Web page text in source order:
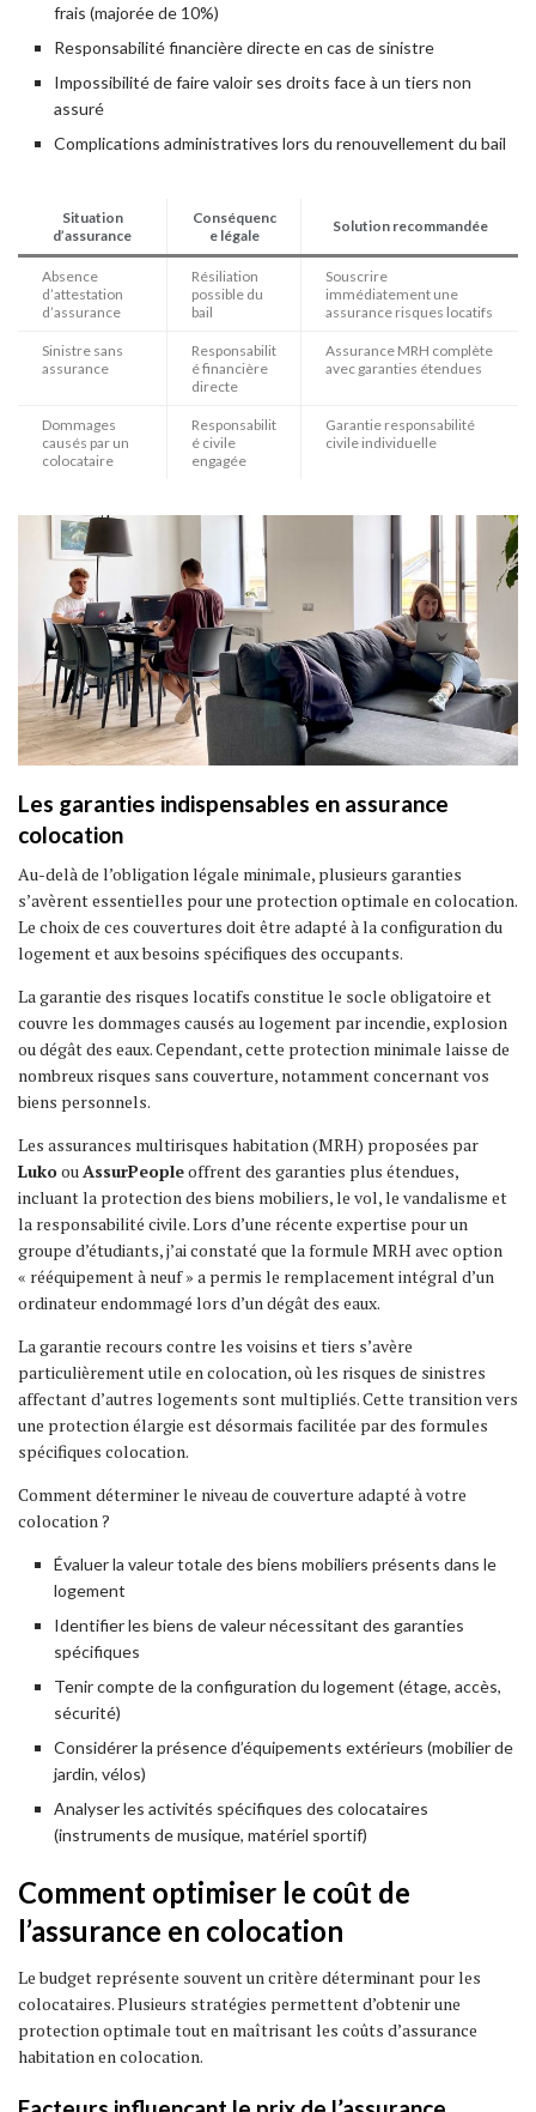
frais (majorée de 10%)
Responsabilité financière directe en cas de sinistre
Impossibilité de faire valoir ses droits face à un tiers non
assuré
Complications administratives lors du renouvellement du bail
Situation
d’assurance
Conséquenc
e légale
Solution recommandée
Absence
d’attestation
d’assurance
Résiliation
possible du
bail
Souscrire
immédiatement une
assurance risques locatifs
Sinistre sans
assurance
Responsabilit
é financière
directe
Assurance MRH complète
avec garanties étendues
Dommages
causés par un
colocataire
Responsabilit
é civile
engagée
Garantie responsabilité
civile individuelle
Les garanties indispensables en assurance
colocation
Au-delà de l’obligation légale minimale, plusieurs garanties
s’avèrent essentielles pour une protection optimale en colocation.
Le choix de ces couvertures doit être adapté à la configuration du
logement et aux besoins spécifiques des occupants.
La garantie des risques locatifs constitue le socle obligatoire et
couvre les dommages causés au logement par incendie, explosion
ou dégât des eaux. Cependant, cette protection minimale laisse de
nombreux risques sans couverture, notamment concernant vos
biens personnels.
Les assurances multirisques habitation (MRH) proposées par
LukoouAssurPeopleoffrent des garanties plus étendues,
incluant la protection des biens mobiliers, le vol, le vandalisme et
la responsabilité civile. Lors d’une récente expertise pour un
groupe d’étudiants, j’ai constaté que la formule MRH avec option
« rééquipement à neuf » a permis le remplacement intégral d’un
ordinateur endommagé lors d’un dégât des eaux.
La garantie recours contre les voisins et tiers s’avère
particulièrement utile en colocation, où les risques de sinistres
affectant d’autres logements sont multipliés. Cette transition vers
une protection élargie est désormais facilitée par des formules
spécifiques colocation.
Comment déterminer le niveau de couverture adapté à votre
colocation ?
Évaluer la valeur totale des biens mobiliers présents dans le
logement
Identifier les biens de valeur nécessitant des garanties
spécifiques
Tenir compte de la configuration du logement (étage, accès,
sécurité)
Considérer la présence d’équipements extérieurs (mobilier de
jardin, vélos)
Analyser les activités spécifiques des colocataires
(instruments de musique, matériel sportif)
Comment optimiser le coût de
l’assurance en colocation
Le budget représente souvent un critère déterminant pour les
colocataires. Plusieurs stratégies permettent d’obtenir une
protection optimale tout en maîtrisant les coûts d’assurance
habitation en colocation.